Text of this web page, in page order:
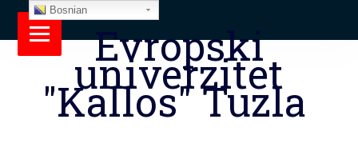
Evropski
univerzitet
"Kallos" Tuzla
Bosnian